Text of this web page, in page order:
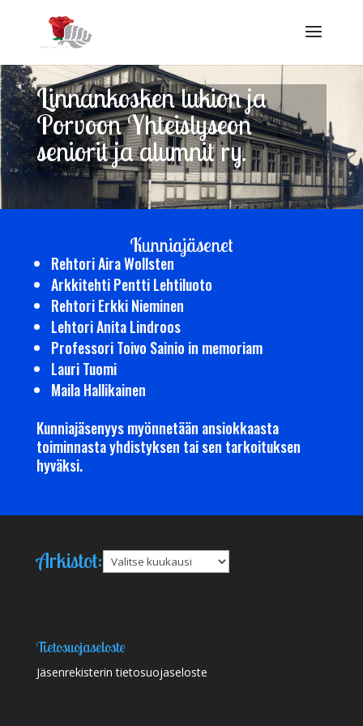
Linnankosken lukion ja
Porvoon Yhteislyseon
seniorit ja alumnit ry.
Kunniajäsenet
Rehtori Aira Wollsten
Arkkitehti Pentti Lehtiluoto
Rehtori Erkki Nieminen
Lehtori Anita Lindroos
Professori Toivo Sainio in memoriam
Lauri Tuomi
Maila Hallikainen
Kunniajäsenyys myönnetään ansiokkaasta
toiminnasta yhdistyksen tai sen tarkoituksen
hyväksi.
Arkistot: Arkistot
Tietosuojaseloste
Jäsenrekisterin tietosuojaseloste